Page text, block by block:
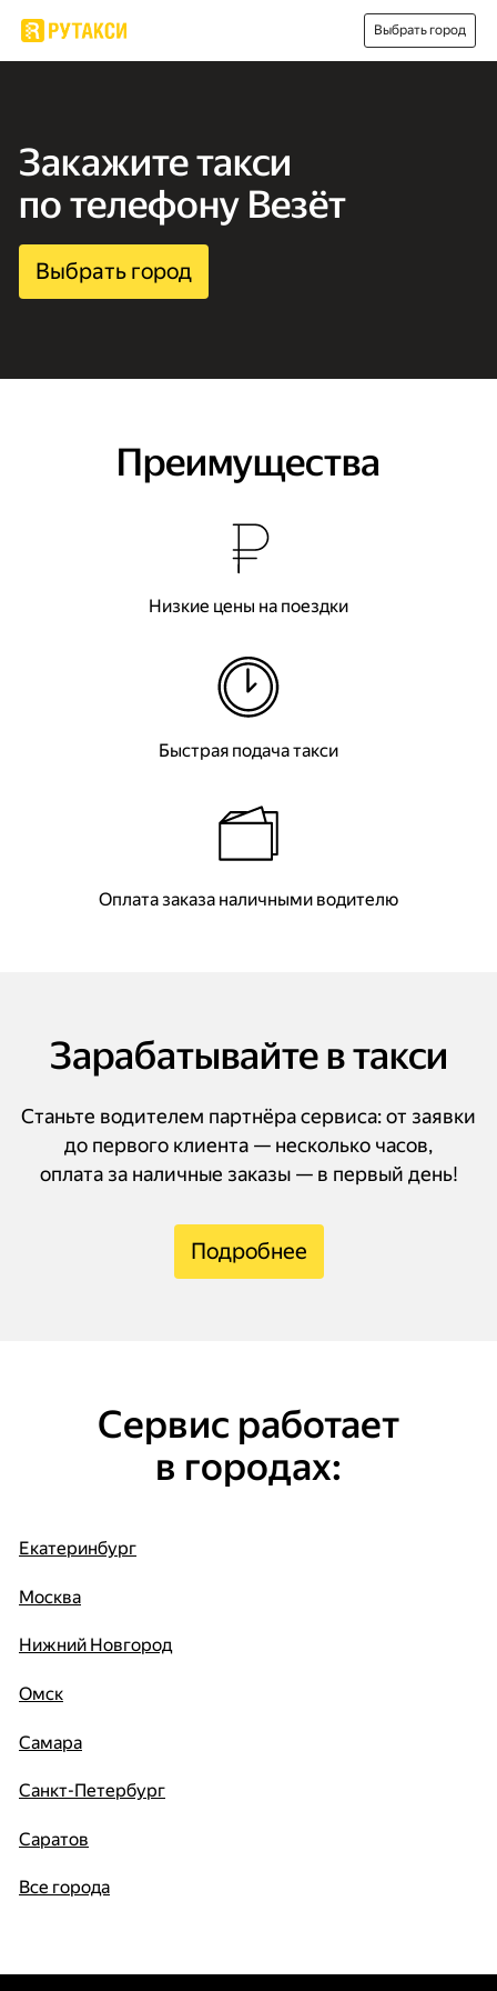
Выбрать город
Закажите такси
по телефону Везёт
Выбрать город
Преимущества
Низкие цены на поездки
Быстрая подача такси
Оплата заказа наличными водителю
Зарабатывайте в такси
Станьте водителем партнёра сервиса: от заявки
до первого клиента — несколько часов,
оплата за наличные заказы — в первый день!
Подробнее
Сервис работает
в городах:
Екатеринбург
Москва
Нижний Новгород
Омск
Самара
Санкт-Петербург
Саратов
Все города